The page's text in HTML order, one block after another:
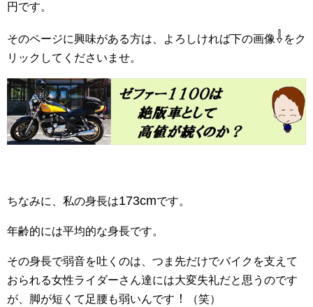
円です。
そのページに興味がある方は、よろしければ下の画像⇩ をク
リックしてくださいませ。
ちなみに、私の身長は173cmです。
年齢的には平均的な身長です。
その身長で弱音を吐くのは、つま先だけでバイクを支えて
おられる女性ライダーさん達には大変失礼だと思うのです
が、脚が短くて足腰も弱いんです ！ （笑）